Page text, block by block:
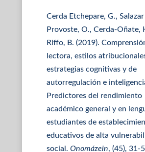
Cerda Etchepare, G., Salazar
Provoste, O., Cerda-Oñate,
Riffo, B. (2019).
lectora, estilos
estrategias cognitivas y de
autorregulación e
Predictores del rendimiento
académico general y en
estudiantes de
educativos de alta
social. Onomázein, (45), 31-